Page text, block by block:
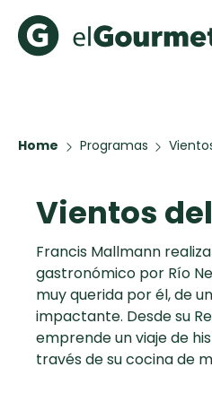
Home Programas
Vientos
Francis Mallmann
gastronómico por Río
muy querida por él, de
impactante. Desde su
emprende un viaje de
través de su cocina de